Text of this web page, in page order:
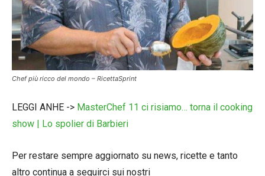
Chef più ricco del mondo – RicettaSprint
LEGGI ANHE -> MasterChef 11 ci risiamo… torna il cooking
show | Lo spolier di Barbieri
Per restare sempre aggiornato su news, ricette e tanto
altro continua a seguirci sui nostri